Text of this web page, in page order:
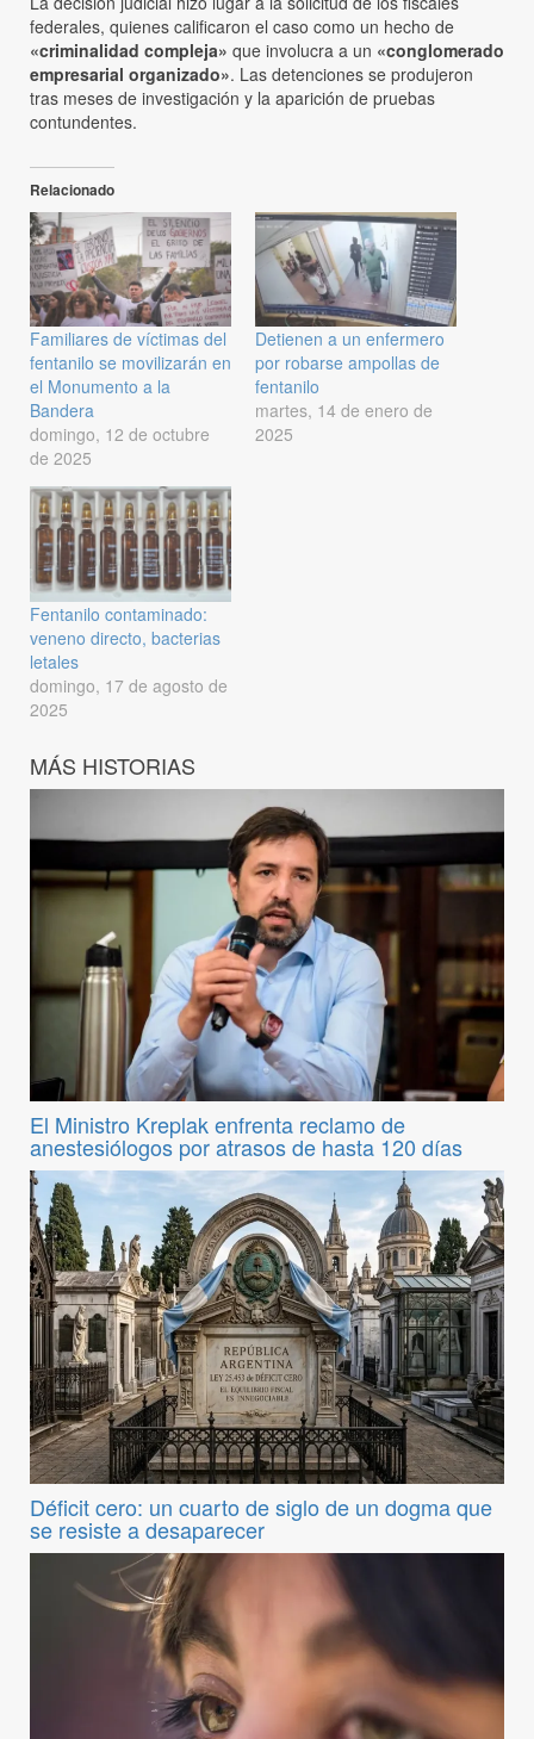
federales, quienes calificaron el caso como un hecho de
«criminalidad compleja» que involucra a un «conglomerado
empresarial organizado». Las detenciones se produjeron
tras meses de investigación y la aparición de pruebas
contundentes.
Relacionado
Familiares de víctimas del
fentanilo se movilizarán en
el Monumento a la
Bandera
domingo, 12 de octubre
de 2025
Detienen a un enfermero
por robarse ampollas de
fentanilo
martes, 14 de enero de
2025
Fentanilo contaminado:
veneno directo, bacterias
letales
domingo, 17 de agosto de
2025
MÁS HISTORIAS
El Ministro Kreplak enfrenta reclamo de
anestesiólogos por atrasos de hasta 120 días
Déficit cero: un cuarto de siglo de un dogma que
se resiste a desaparecer